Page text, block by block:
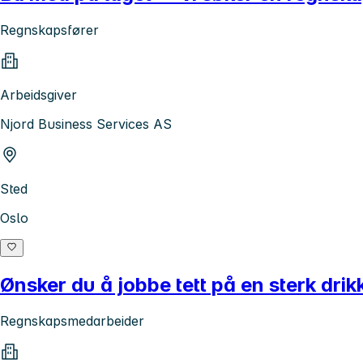
Regnskapsfører
Arbeidsgiver
Njord Business Services AS
Sted
Oslo
Ønsker du å jobbe tett på en sterk
Regnskapsmedarbeider